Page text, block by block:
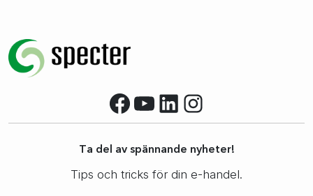
Facebook
YouTube
LinkedIn
Instagram
Ta del av spännande nyheter!
Tips och tricks för din e-handel.